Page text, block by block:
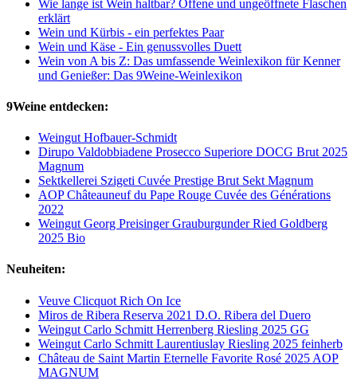
Wie lange ist Wein haltbar? Offene und ungeöffnete Flaschen
erklärt
Wein und Kürbis - ein perfektes Paar
Wein und Käse - Ein genussvolles Duett
Wein von A bis Z: Das umfassende Weinlexikon für Kenner
und Genießer: Das 9Weine-Weinlexikon
9Weine entdecken:
Weingut Hofbauer-Schmidt
Dirupo Valdobbiadene Prosecco Superiore DOCG Brut 2025
Magnum
Sektkellerei Szigeti Cuvée Prestige Brut Sekt Magnum
AOP Châteauneuf du Pape Rouge Cuvée des Générations
2022
Weingut Georg Preisinger Grauburgunder Ried Goldberg
2025 Bio
Neuheiten:
Veuve Clicquot Rich On Ice
Miros de Ribera Reserva 2021 D.O. Ribera del Duero
Weingut Carlo Schmitt Herrenberg Riesling 2025 GG
Weingut Carlo Schmitt Laurentiuslay Riesling 2025 feinherb
Château de Saint Martin Eternelle Favorite Rosé 2025 AOP
MAGNUM